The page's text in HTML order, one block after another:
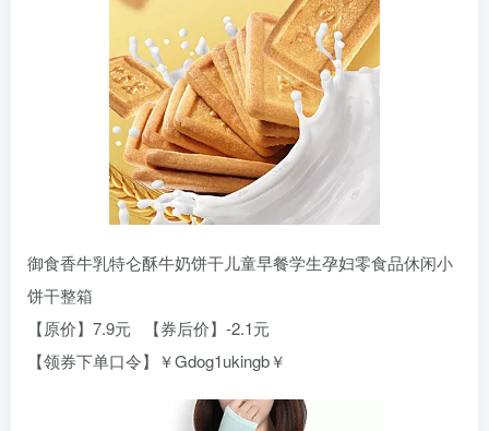
御食香牛乳特仑酥牛奶饼干儿童早餐学生孕妇零食品休闲小
饼干整箱
【原价】7.9元 【券后价】-2.1元
【领券下单口令】￥Gdog1ukingb￥